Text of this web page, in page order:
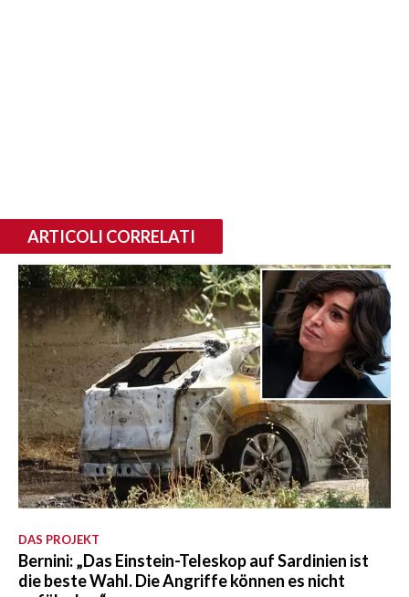
ARTICOLI CORRELATI
DAS PROJEKT
Bernini: „Das Einstein-Teleskop auf Sardinien ist
die beste Wahl. Die Angriffe können es nicht